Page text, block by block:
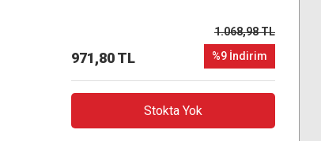
971,80 TL
1.068,98 TL
%9 İndirim
Stokta Yok